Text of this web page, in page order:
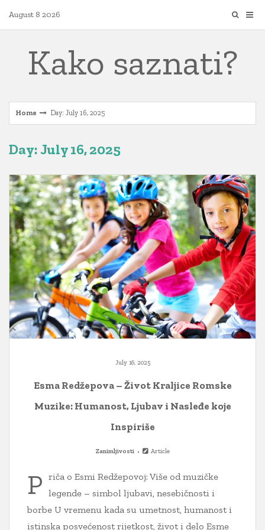
content
August 8 2026
Kako saznati?
Home Day: July 16, 2025
Day: July 16, 2025
July 16, 2025
Esma Redžepova – Život Kraljice Romske
Muzike: Humanost, Ljubav i Nasleđe koje
Inspiriše
Zanimljivosti Article
P riča o Esmi Redžepovoj: Više od muzičke
legende – simbol ljubavi, nesebičnosti i
borbe U vremenu kada su umetnost, humanost i
istinska posvećenost rijetkost, život i delo Esme